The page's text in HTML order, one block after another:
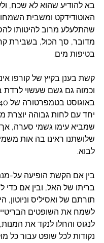
בא להודיע שהוא לא שכח,
האוטודידקט ומשבית
שהתלעלע מרוב להיטותו
מדובר, סך הכול, בשבירת
בטיפות מים.
קשת בענן בקיץ של קורפו
וכמוה גם גשם שעשוי לרדת
יחד עם לחות גבוהה יוצרת
שמביא עימו גשמי סערה,
שלושתנו ראינו בה אות
לבוא.
בין אם הקשת הופיעה על-
בריתו של האל, ובין אם
תורתם של ואסיליס וניוטון,
לשמח את השופטים
לנגוס והחלו לנקד את
נקודות לכל שופט עבור כל